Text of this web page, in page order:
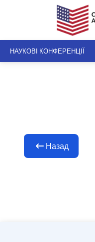
НАУКОВІ КОНФЕРЕНЦІЇ
Назад